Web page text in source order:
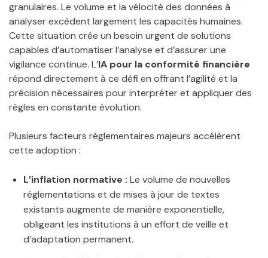
granulaires. Le volume et la vélocité des données à
analyser excèdent largement les capacités humaines.
Cette situation crée un besoin urgent de solutions
capables d’automatiser l’analyse et d’assurer une
vigilance continue. L’IA pour la conformité financière
répond directement à ce défi en offrant l’agilité et la
précision nécessaires pour interpréter et appliquer des
règles en constante évolution.
Plusieurs facteurs réglementaires majeurs accélèrent
cette adoption :
L’inflation normative : Le volume de nouvelles
réglementations et de mises à jour de textes
existants augmente de manière exponentielle,
obligeant les institutions à un effort de veille et
d’adaptation permanent.